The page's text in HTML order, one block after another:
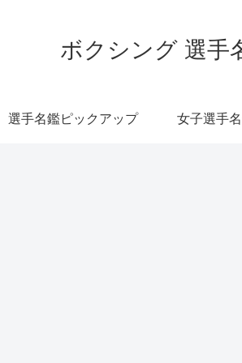
ボクシング 選手
選手名鑑ピックアップ 女子選手